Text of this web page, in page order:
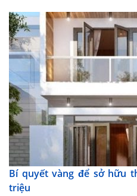
Bí quyết vàng để sở hữu
triệu